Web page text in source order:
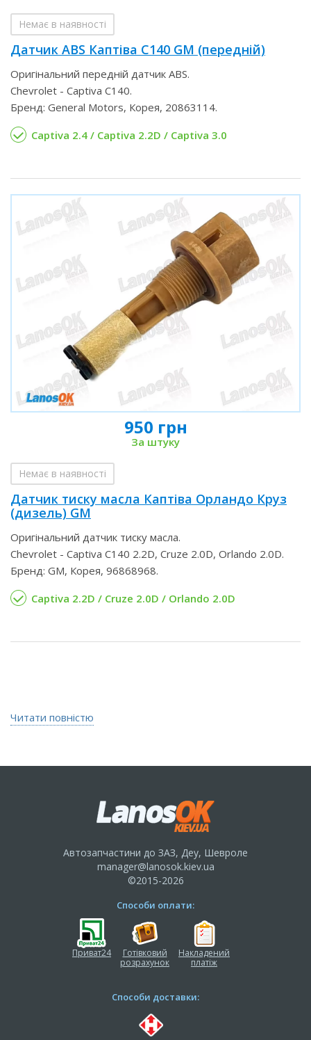
Немає в наявності
Датчик ABS Каптіва С140 GM (передній)
Оригінальний передній датчик ABS.
Chevrolet - Captiva C140.
Бренд: General Motors, Корея, 20863114.
Captiva 2.4 / Captiva 2.2D / Captiva 3.0
950 грн
За штуку
Немає в наявності
Датчик тиску масла Каптіва Орландо Круз
(дизель) GM
Оригінальний датчик тиску масла.
Chevrolet - Captiva C140 2.2D, Cruze 2.0D, Orlando 2.0D.
Бренд: GM, Корея, 96868968.
Captiva 2.2D / Cruze 2.0D / Orlando 2.0D
Читати повністю
Автозапчастини до ЗАЗ, Деу, Шевроле
manager@lanosok.kiev.ua
©2015-2026
Способи оплати:
Приват24
Готівковий
розрахунок
Накладений
платіж
Способи доставки: